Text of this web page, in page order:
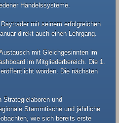
Handelssysteme.
mit seinem erfolgreichen
direkt auch einen Lehrgang.
mit Gleichgesinnten im
im Mitgliederbereich. Die 1.
worden. Die nächsten
Strategielaboren und
Stammtische und jährliche
wie sich bereits erste